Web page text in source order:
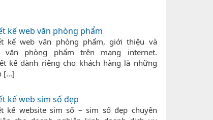
kế web văn phòng phẩm
kế web văn phòng phẩm, giới thiệu và
văn phòng phẩm trên mạng internet.
kế dành riêng cho khách hàng là những
[...]
kế web sim số đẹp
kế website sim số – sim số đẹp chuyên